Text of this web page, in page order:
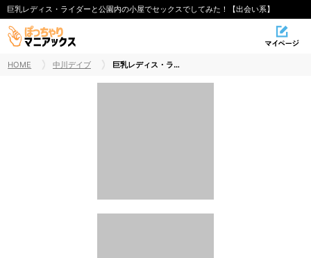
巨乳レディス・ライダーと公園内の小屋でセックスでしてみた！【出会い系】
HOME 中川デイブ 巨乳レディス・ライダーと公園内の小屋でセックスでしてみた！【出会い系】